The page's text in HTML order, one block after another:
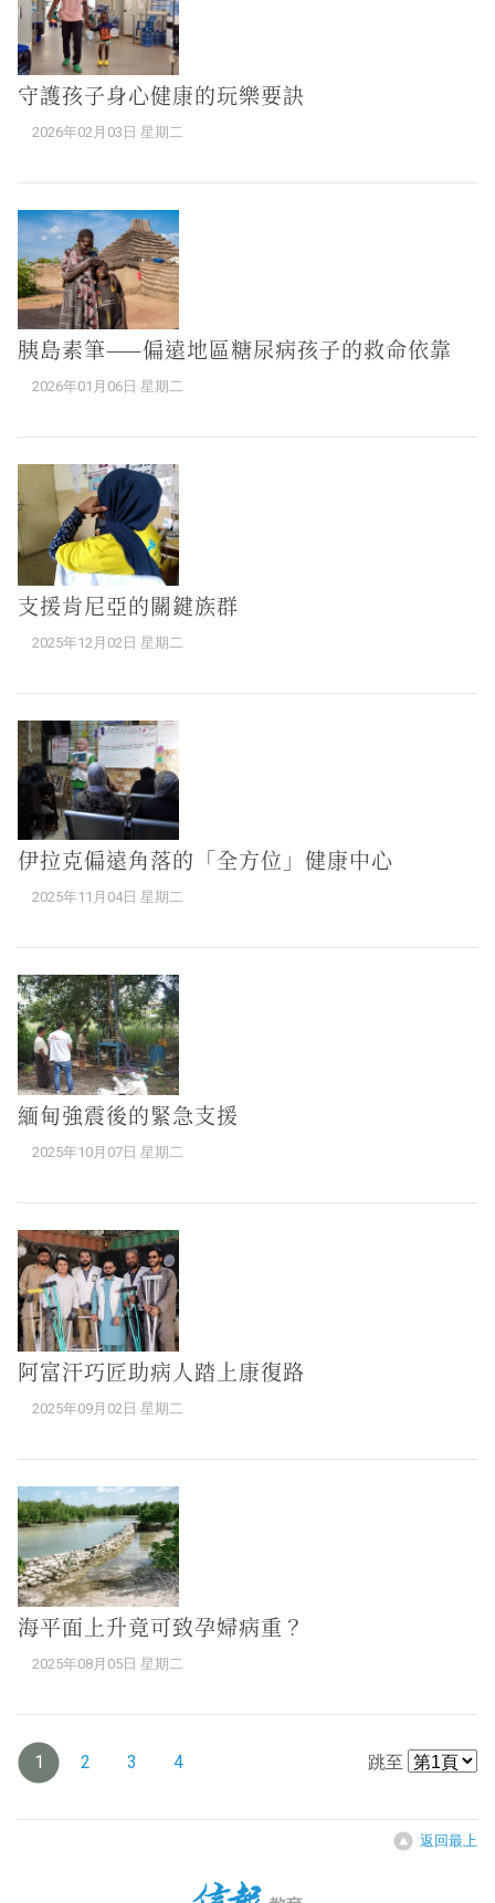
守護孩子身心健康的玩樂要訣
2026年02月03日 星期二
胰島素筆——偏遠地區糖尿病孩子的救命依靠
2026年01月06日 星期二
支援肯尼亞的關鍵族群
2025年12月02日 星期二
伊拉克偏遠角落的「全方位」健康中心
2025年11月04日 星期二
緬甸強震後的緊急支援
2025年10月07日 星期二
阿富汗巧匠助病人踏上康復路
2025年09月02日 星期二
海平面上升竟可致孕婦病重？
2025年08月05日 星期二
1 2 3 4 跳至
返回最上